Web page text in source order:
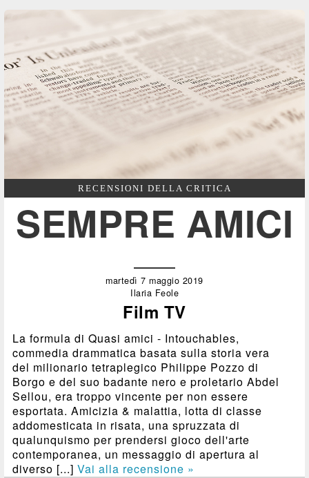
RECENSIONI DELLA CRITICA
SEMPRE AMICI
martedì 7 maggio 2019
Ilaria Feole
Film TV
La formula di Quasi amici - Intouchables,
commedia drammatica basata sulla storia vera
del milionario tetraplegico Philippe Pozzo di
Borgo e del suo badante nero e proletario Abdel
Sellou, era troppo vincente per non essere
esportata. Amicizia & malattia, lotta di classe
addomesticata in risata, una spruzzata di
qualunquismo per prendersi gioco dell'arte
contemporanea, un messaggio di apertura al
diverso [...]Vai alla recensione »